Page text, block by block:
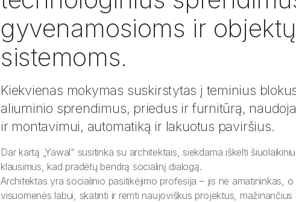
gyvenamosioms ir
sistemoms.
Kiekvienas mokymas suskirstytas į teminius
aliuminio sprendimus, priedus ir furnitūrą,
ir montavimui, automatiką ir lakuotus paviršius.
Dar kartą „Yawal“ susitinka su architektais, siekdama iškelti
klausimus, kad pradėtų bendrą socialinį dialogą.
Architektas yra socialinio pasitikėjimo profesija – jis ne amatininkas,
visuomenės labui, skatinti ir remti naujoviškus projektus,